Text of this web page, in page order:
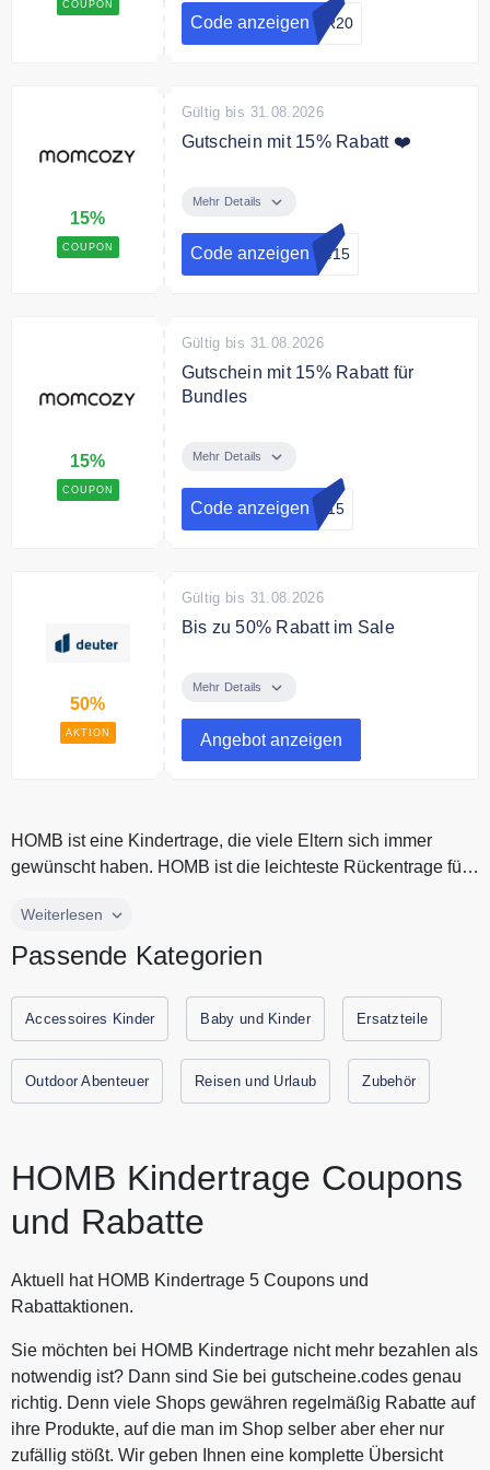
COUPON
bequem und jetzt zum Sparpreis!
Code anzeigen ER20
15%
COUPON
Gültig bis 31.08.2026
Gutschein mit 15% Rabatt ❤️
Mehr Details
Code anzeigen de15
15%
COUPON
Gültig bis 31.08.2026
Gutschein mit 15% Rabatt für
Bundles
mit dem Code
Mehr Details
Code anzeigen le15
50%
AKTION
Gültig bis 31.08.2026
Bis zu 50% Rabatt im Sale
ausgewählte dueter Modelle im
Mehr Details
Angebot anzeigen
HOMB ist eine Kindertrage, die viele Eltern sich immer
gewünscht haben. HOMB ist die leichteste Rückentrage für
HOMB ist eine Kindertrage, die viele Eltern sich immer
Kinder von 2 bis 5 Jahren, Du kannst mit Deinen Kleinen in
unterwegs sein. HOMB Kindertrage verspricht viel Spaß und
wenig Ballast. Erlebe mit dem HOMB neue Flexibilität mit
Kindern zwischen 2 und 5 Jahren und vergiss unhandliche
Weiterlesen
Passende Kategorien
Accessoires Kinder Baby und Kinder Ersatzteile
Outdoor Abenteuer Reisen und Urlaub Zubehör
HOMB Kindertrage Coupons
und Rabatte
Aktuell hat HOMB Kindertrage 5 Coupons und
Rabattaktionen.
Sie möchten bei HOMB Kindertrage nicht mehr bezahlen als
notwendig ist? Dann sind Sie bei gutscheine.codes genau
richtig. Denn viele Shops gewähren regelmäßig Rabatte auf
ihre Produkte, auf die man im Shop selber aber eher nur
zufällig stößt. Wir geben Ihnen eine komplette Übersicht